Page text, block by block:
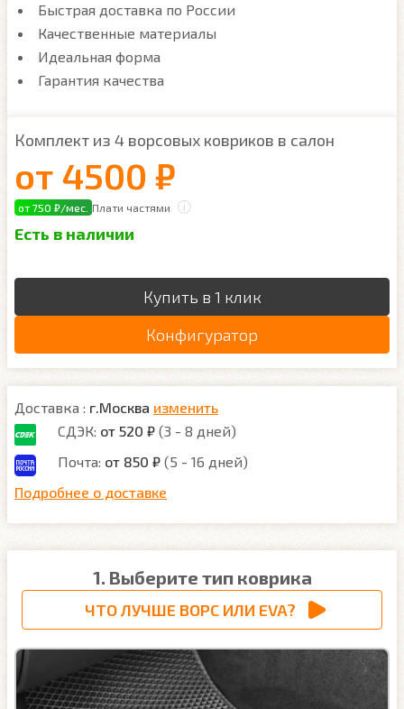
Быстрая доставка по России
Качественные материалы
Идеальная форма
Гарантия качества
Комплект из 4 ворсовых ковриков в салон
от 4500 ₽
от 750 ₽/мес. Плати частями
Есть в наличии
Купить в 1 клик
Конфигуратор
Доставка : г.Москва изменить
СДЭК: от 520 ₽ (3 - 8 дней)
Почта: от 850 ₽ (5 - 16 дней)
Подробнее о доставке
1. Выберите тип коврика
ЧТО ЛУЧШЕ ВОРС ИЛИ EVA?